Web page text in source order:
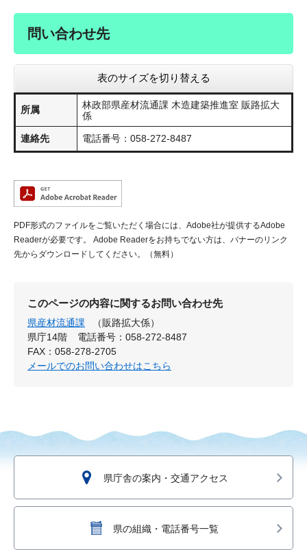
問い合わせ先
表のサイズを切り替える
所属
林政部県産材流通課 木造建築推進室 販路拡大
係
連絡先 電話番号：058-272-8487
PDF形式のファイルをご覧いただく場合には、Adobe社が提供するAdobe
Readerが必要です。
Adobe Readerをお持ちでない方は、バナーのリンク
先からダウンロードしてください。（無料）
このページの内容に関するお問い合わせ先
県産材流通課
（販路拡大係）
県庁14階
電話番号：058-272-8487
FAX：058-278-2705
メールでのお問い合わせはこちら
県庁舎の案内・交通アクセス
県の組織・電話番号一覧